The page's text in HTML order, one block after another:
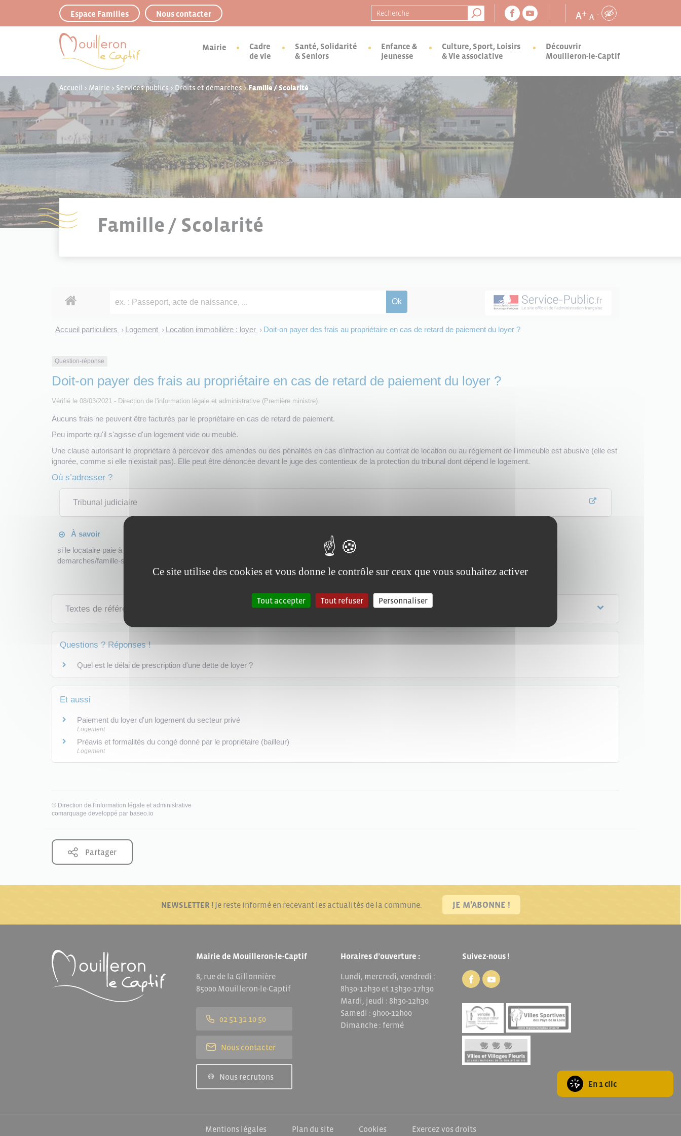
Espace Familles Nous contacter Recherche pour : A+ A -
Mairie
Cadre
de vie
Santé, Solidarité
& Seniors
Enfance &
Jeunesse
Culture, Sport, Loisirs
& Vie associative
Découvrir
Mouilleron-le-Captif
En 1 clic
Accueil > Mairie > Services publics > Droits et démarches >Famille / Scolarité
Famille / Scolarité
Accueil particuliers > Logement > Location immobilière : loyer > Doit-on payer des frais au propriétaire en cas de retard de paiement du loyer ?
Question-réponse
Doit-on payer des frais au propriétaire en cas de retard de paiement du loyer ?
Vérifié le 08/03/2021 - Direction de l'information légale et administrative (Première ministre)
Aucuns frais ne peuvent être facturés par le propriétaire en cas de retard de paiement.
Peu importe qu'il s'agisse d'un logement vide ou meublé.
Une clause autorisant le propriétaire à percevoir des amendes ou des pénalités en cas d'infraction au contrat de location ou au règlement de l'immeuble est abusive (elle est
ignorée, comme si elle n'existait pas). Elle peut être dénoncée devant le juge des contentieux de la protection du tribunal dont dépend le logement.
Où s’adresser ?
Tribunal judiciaire
À savoir
si le locataire paie à plusieurs reprises son loyer en retard, le bailleur <a href="https://www.mairie-mouilleronlecaptif.fr/mairie/services-publics/droits-et-
demarches/famille-scolarite/?xml=F929">est en droit de ne pas renouveler le bail pour motif légitime et sérieux</a>.
Textes de référence
Questions ? Réponses !
Quel est le délai de prescription d'une dette de loyer ?
Et aussi
Paiement du loyer d'un logement du secteur privé
Logement
Préavis et formalités du congé donné par le propriétaire (bailleur)
Logement
© Direction de l'information légale et administrative
comarquage developpé par baseo.io
Partager
NEWSLETTER !Je reste informé en recevant les actualités de la commune. JE M'ABONNE !
Mairie de Mouilleron-le-Captif
8, rue de la Gillonnière
85000 Mouilleron-le-Captif
02 51 31 10 50
Nous contacter
Nous recrutons
Horaires d’ouverture :
Lundi, mercredi, vendredi :
8h30-12h30 et 13h30-17h30
Mardi, jeudi : 8h30-12h30
Samedi : 9h00-12h00
Dimanche : fermé
Suivez-nous !
Mentions légales Plan du site Cookies Exercez vos droits
Panneau de gestion des cookies
Ce site utilise des cookies et vous donne le contrôle sur ceux que vous souhaitez activer
Tout accepter Tout refuser Personnaliser